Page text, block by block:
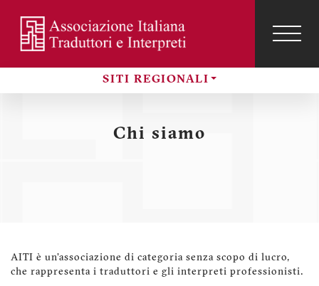
contenuto
principale
Sezioni
SITI REGIONALI
profilo
utente
Chi siamo
AITI è un'associazione di categoria senza scopo di lucro,
che rappresenta i traduttori e gli interpreti professionisti.